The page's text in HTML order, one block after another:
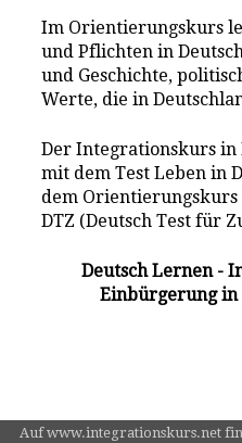
Im Orientierungskurs
und Pflichten in
und Geschichte,
Werte, die in
Der Integrationskurs in
mit dem Test Leben in
dem Orientierungskurs
DTZ (Deutsch Test für
Deutsch Lernen -
Einbürgerung in
Auf www.integrationskurs.net